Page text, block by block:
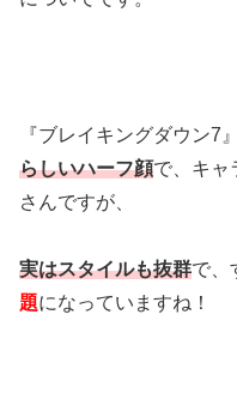
『ブレイキングダウン7
らしいハーフ顔で、キャ
さんですが、
実はスタイルも抜群で、
題になっていますね！